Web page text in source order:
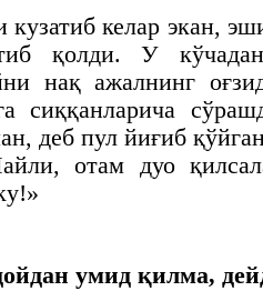
келар экан,
қолди. У кўчадан
нақ ажалнинг
сиққанларича
деб пул йиғиб
отам дуо
умид қилма,